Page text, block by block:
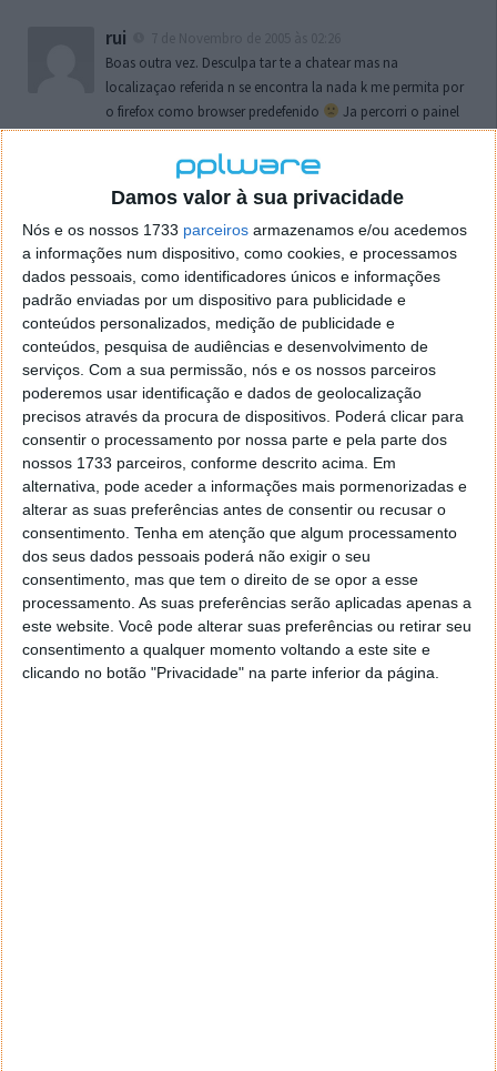
Damos valor à sua privacidade
Nós e os nossos 1733 parceiros armazenamos e/ou acedemos
a informações num dispositivo, como cookies, e processamos
dados pessoais, como identificadores únicos e informações
padrão enviadas por um dispositivo para publicidade e
conteúdos personalizados, medição de publicidade e
conteúdos, pesquisa de audiências e desenvolvimento de
serviços. Com a sua permissão, nós e os nossos parceiros
poderemos usar identificação e dados de geolocalização
precisos através da procura de dispositivos. Poderá clicar para
consentir o processamento por nossa parte e pela parte dos
nossos 1733 parceiros, conforme descrito acima. Em
alternativa, pode aceder a informações mais pormenorizadas e
alterar as suas preferências antes de consentir ou recusar o
consentimento. Tenha em atenção que algum processamento
dos seus dados pessoais poderá não exigir o seu
consentimento, mas que tem o direito de se opor a esse
processamento. As suas preferências serão aplicadas apenas a
este website. Você pode alterar suas preferências ou retirar seu
consentimento a qualquer momento voltando a este site e
clicando no botão "Privacidade" na parte inferior da página.
rui
Boas outra vez. Desculpa tar te a chatear mas na
localizaçao referida n se encontra la nada k me permita por
o firefox como browser predefenido
Ja percorri o painel
de control tudo e nada. Tou a comecar a desesperar, ate ja
tentei apagar o explorer na tentativa de forçar o uso do
firefox mas em vao. Kaso te lembres de outra dica fico
agradecido, caso contrario obrigado a mesma
Responder
Vítor M.
7 de Novembro de 2005 às 01:39
@Reporter
Desculpa mas o link funciona. Seja como for segue por mail
o MSn Messenger 8.
Responder
Vítor M.
7 de Novembro de 2005 às 11:21
@Rui
Tens de encontrar o que te falei. Faz da seguinte maneira,
janela iniciar e no topo dessa janela com o botão direito do
rato faz propriedades. Depois no separador Menu ‘Iniciar’
clica no botão ‘Personalizar’ aí encontrarás no separador
geral a opção para escolheres o Browser com que queres
navegar e o gestor de e-mail. Caso não consigas chegar lá,
vais ao teu Firefox e nas ferramentas ou tools escolhes
‘Opções’ ou ‘Options’ icon geral da então janela aberta e
logo perto do fim encontras um local para colocares um